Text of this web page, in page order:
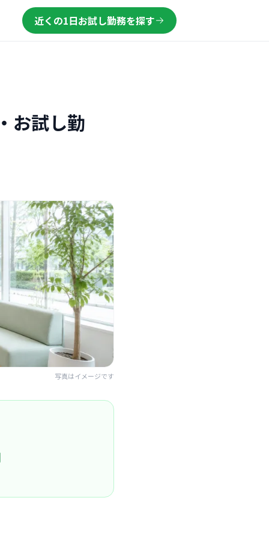
近くの1日お試し勤務を探す
お試し勤
写真はイメージです